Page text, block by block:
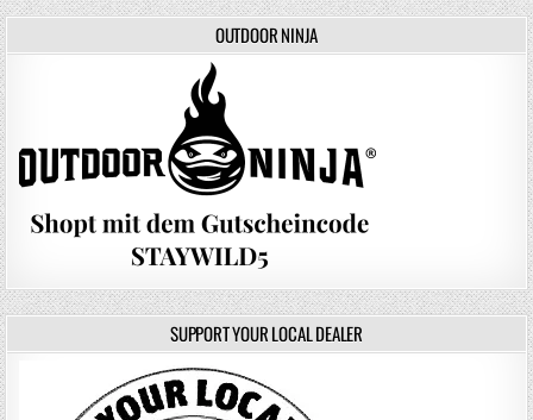
OUTDOOR NINJA
SUPPORT YOUR LOCAL DEALER